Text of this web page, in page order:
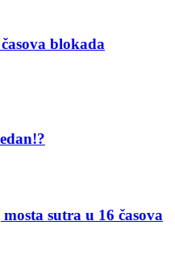
blokada
sutra u 16 časova